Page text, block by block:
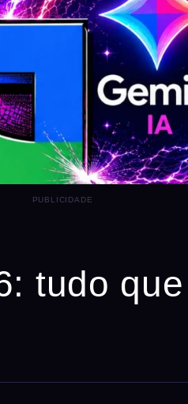
PUBLICIDADE
tudo que